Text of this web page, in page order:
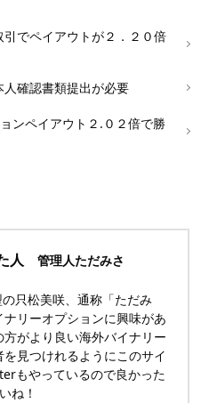
でペイアウトが２．２０倍
確認書類提出が必要
ンペイアウト２.０２倍で勝
人 管理人ただみさ
只松美咲、通称「ただみ
ナリーオプションに興味があ
方がより良い海外バイナリー
見つけれるようにこのサイ
もやっているので良かった
ね！